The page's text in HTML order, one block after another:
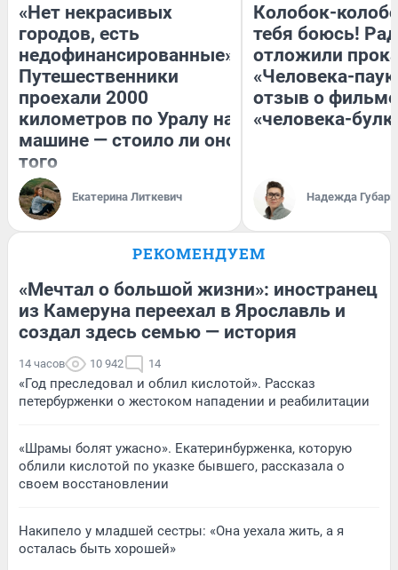
«Нет некрасивых
городов, есть
недофинансированные».
Путешественники
проехали 2000
километров по Уралу на
машине — стоило ли оно
того
Екатерина Литкевич
Колобок-
тебя боюсь!
отложили
«Человека-
отзыв о
«человека-
Надежда Губарь
РЕКОМЕНДУЕМ
«Мечтал о большой жизни»: иностранец
из Камеруна переехал в Ярославль и
создал здесь семью — история
14 часов 10 942 14
«Год преследовал и облил кислотой». Рассказ
петербурженки о жестоком нападении и реабилитации
«Шрамы болят ужасно». Екатеринбурженка, которую
облили кислотой по указке бывшего, рассказала о
своем восстановлении
Накипело у младшей сестры: «Она уехала жить, а я
осталась быть хорошей»